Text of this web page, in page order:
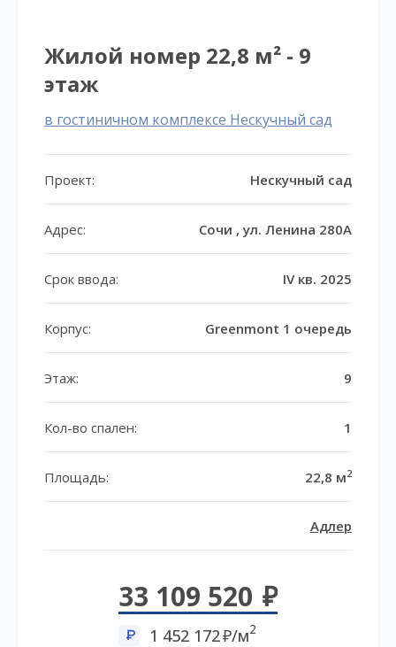
Жилой номер 22,8 м² - 9
этаж
в гостиничном комплексе Нескучный сад
Проект: Нескучный сад
Адрес: Сочи , ул. Ленина 280А
Срок ввода: IV кв. 2025
Корпус: Greenmont 1 очередь
Этаж: 9
Кол-во спален: 1
Площадь: 22,8 м2
Адлер
33 109 520
1 452 172 /м2